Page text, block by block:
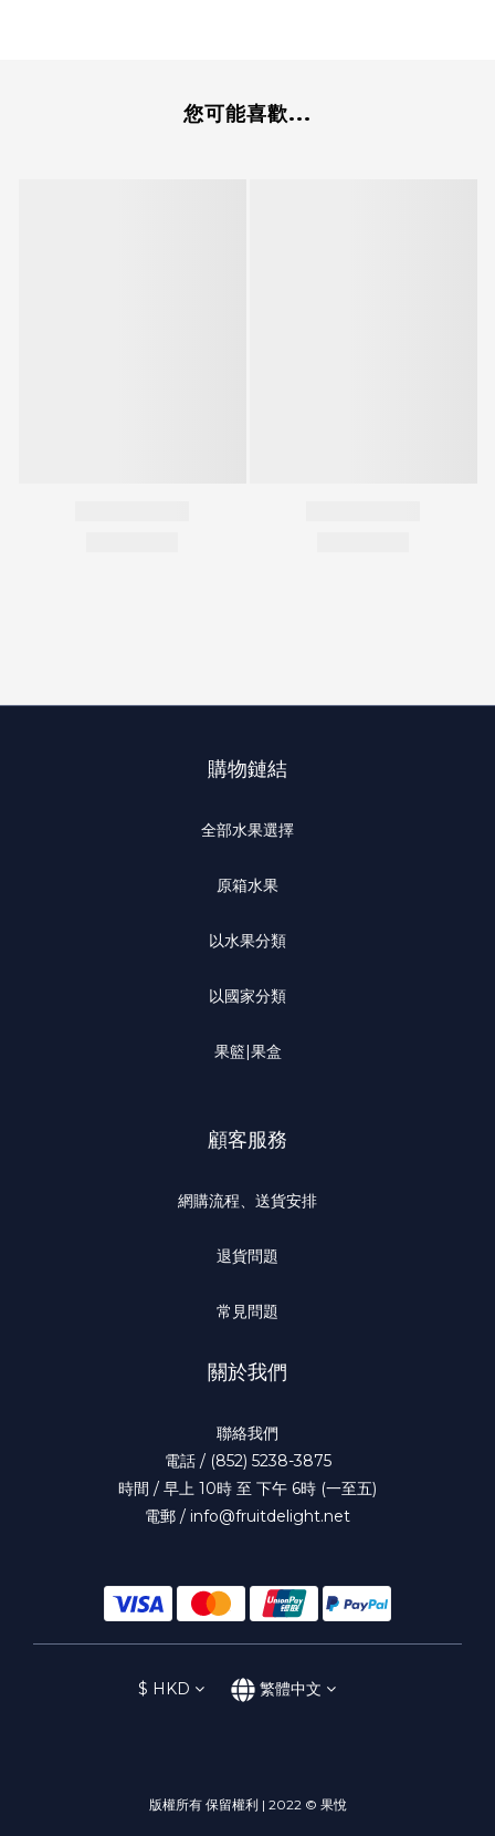
您可能喜歡...
購物鏈結
全部水果選擇
原箱水果
以水果分類
以國家分類
果籃|果盒
顧客服務
網購流程、送貨安排
退貨問題
常見問題
關於我們
聯絡我們
電話 / (852) 5238-3875
時間 / 早上 10時 至 下午 6時 (一至五)
電郵 / info@fruitdelight.net
$ HKD 繁體中文
版權所有 保留權利 | 2022 © 果悅